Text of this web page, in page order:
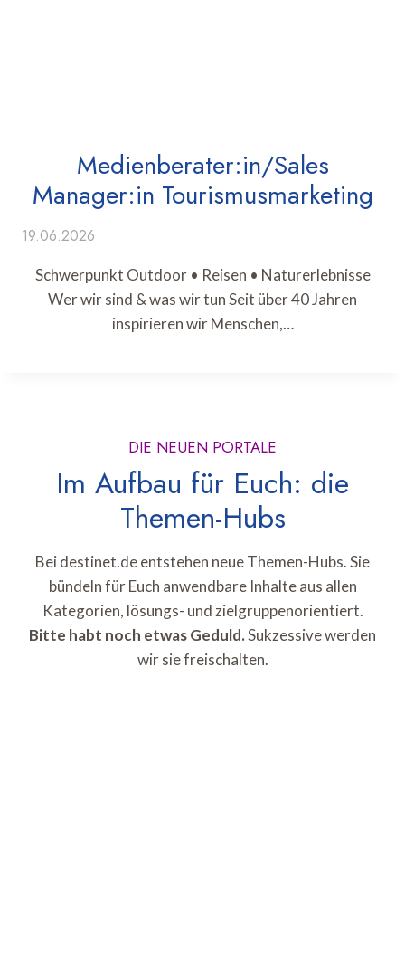
Medienberater:in/Sales
Manager:in Tourismusmarketing
19.06.2026
Schwerpunkt Outdoor • Reisen • Naturerlebnisse
Wer wir sind & was wir tun Seit über 40 Jahren
inspirieren wir Menschen,…
DIE NEUEN PORTALE
Im Aufbau für Euch: die
Themen-Hubs
Bei destinet.de entstehen neue Themen-Hubs. Sie
bündeln für Euch anwendbare Inhalte aus allen
Kategorien, lösungs- und zielgruppenorientiert.
Bitte habt noch etwas Geduld.Sukzessive werden
wir sie freischalten.